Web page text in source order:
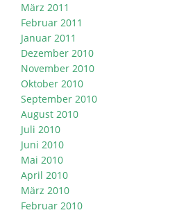
März 2011
Februar 2011
Januar 2011
Dezember 2010
November 2010
Oktober 2010
September 2010
August 2010
Juli 2010
Juni 2010
Mai 2010
April 2010
März 2010
Februar 2010